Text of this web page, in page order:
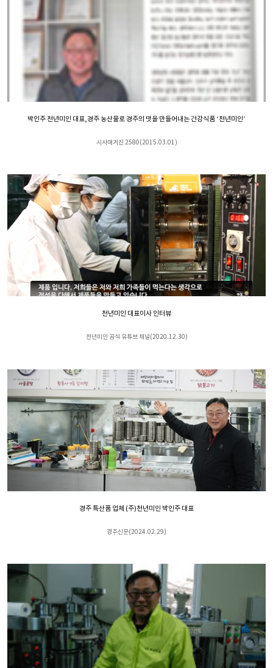
박인주 천년미인 대표,경주 농산물로 경주의 맛을 만들어내는 건강식품 ‘천년미인’
시사매거진 2580(2015.03.01)
천년미인 대표이사 인터뷰
천년미인 공식 유튜브 채널(2020.12.30)
경주 특산품 업체 (주)천년미인 박인주 대표
경주신문(2024.02.29)